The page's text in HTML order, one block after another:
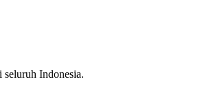
Indonesia.